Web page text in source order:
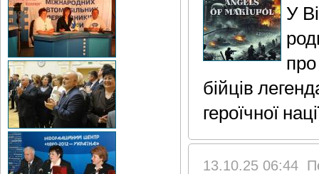
У
бійців
героїчної
13.10.25 06:44